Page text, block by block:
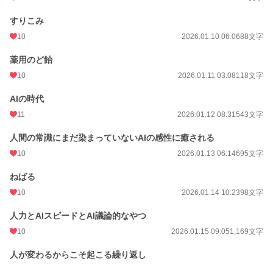
すりこみ
10 2026.01.10 06:0688文字
薬用のど飴
10 2026.01.11 03:08118文字
AIの時代
11 2026.01.12 08:31543文字
人間の常識にまだ染まっていないAIの感性に癒される
10 2026.01.13 06:14695文字
ねばる
10 2026.01.14 10:2398文字
人力とAIスピードとAI議論的なやつ
10 2026.01.15 09:051,169文字
人が変わるからこそ起こる繰り返し